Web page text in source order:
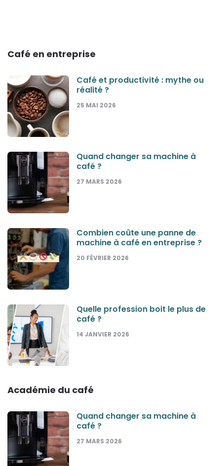
Café en entreprise
Café et productivité : mythe ou
réalité ?
25 MAI 2026
Quand changer sa machine à
café ?
27 MARS 2026
Combien coûte une panne de
machine à café en entreprise ?
20 FÉVRIER 2026
Quelle profession boit le plus de
café ?
14 JANVIER 2026
Académie du café
Quand changer sa machine à
café ?
27 MARS 2026